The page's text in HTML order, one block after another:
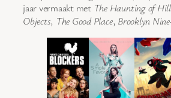
jaar vermaakt met The Haunting of
Objects, The Good Place, Brooklyn